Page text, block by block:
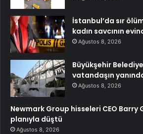
İstanbul’da sır
kadın savcının
Ağustos 8, 2026
Büyükşehir
vatandaşın
Ağustos 8, 2026
Newmark Group hisseleri CEO Barry
planıyla düştü
Ağustos 8, 2026